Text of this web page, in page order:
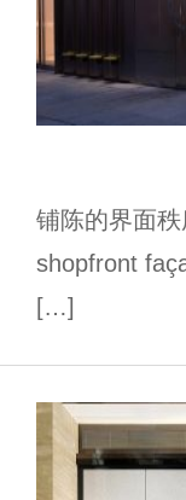
铺陈的界面
shopfront
[…]